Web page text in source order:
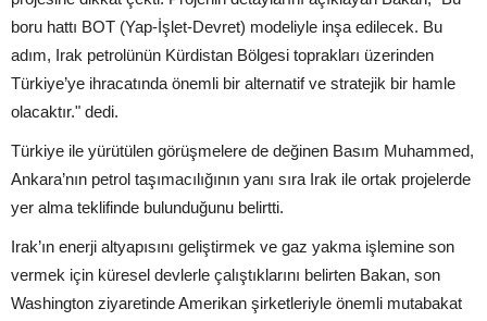
boru hattı BOT (Yap-İşlet-Devret) modeliyle inşa edilecek. Bu
adım, Irak petrolünün Kürdistan Bölgesi toprakları üzerinden
Türkiye’ye ihracatında önemli bir alternatif ve stratejik bir hamle
olacaktır." dedi.
Türkiye ile yürütülen görüşmelere de değinen Basım Muhammed,
Ankara’nın petrol taşımacılığının yanı sıra Irak ile ortak projelerde
yer alma teklifinde bulunduğunu belirtti.
Irak’ın enerji altyapısını geliştirmek ve gaz yakma işlemine son
vermek için küresel devlerle çalıştıklarını belirten Bakan, son
Washington ziyaretinde Amerikan şirketleriyle önemli mutabakat